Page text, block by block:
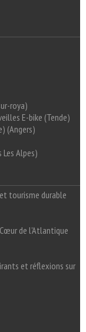
roya)
E-bike (Tende)
(Angers)
Alpes)
tourisme durable
de l'Atlantique
et réflexions sur